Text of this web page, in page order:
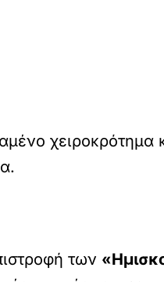
χειροκρότημα
των